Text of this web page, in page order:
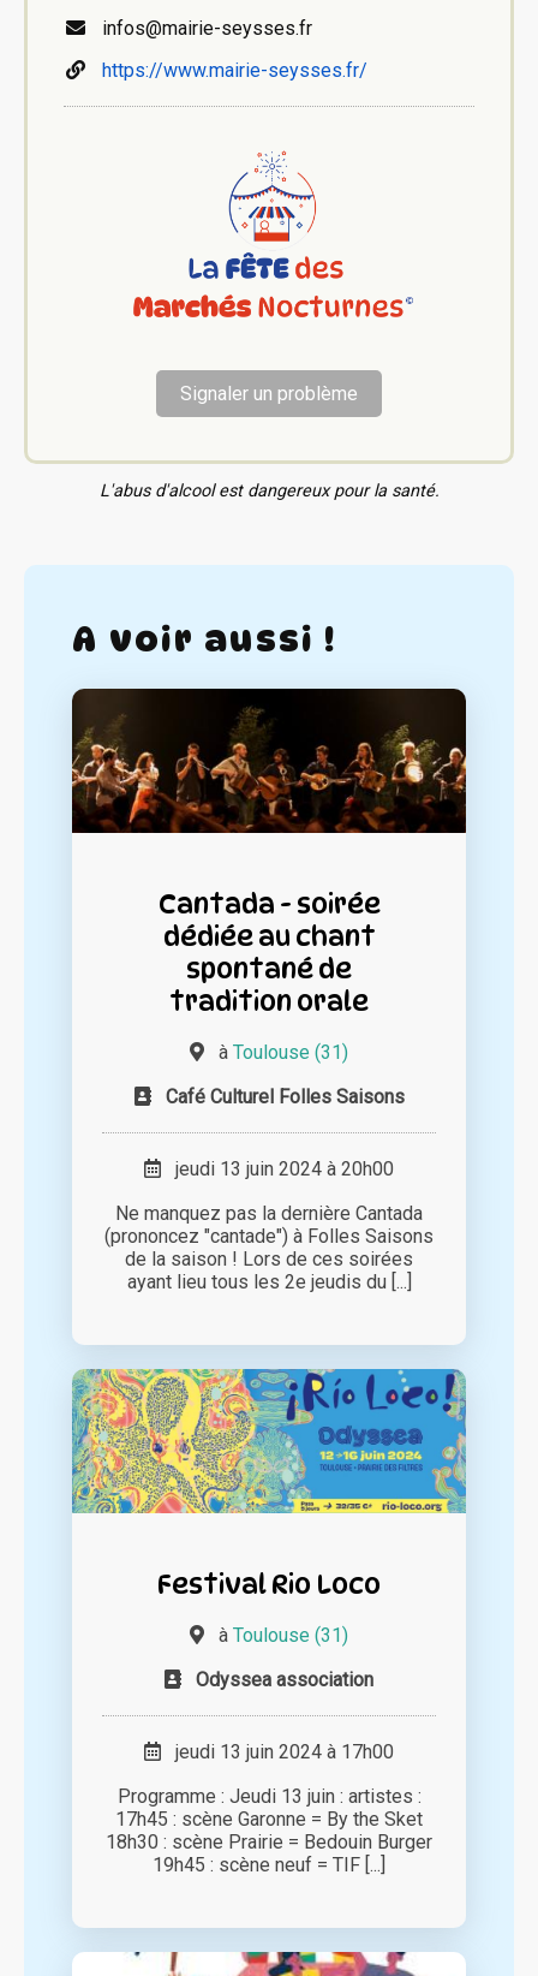
infos@mairie-seysses.fr
https://www.mairie-seysses.fr/
Signaler un problème
L'abus d'alcool est dangereux pour la santé.
A voir aussi !
Cantada - soirée
dédiée au chant
spontané de
tradition orale
à Toulouse (31)
Café Culturel Folles Saisons
jeudi 13 juin 2024 à 20h00
Ne manquez pas la dernière Cantada
(prononcez "cantade") à Folles Saisons
de la saison ! Lors de ces soirées
ayant lieu tous les 2e jeudis du [...]
Festival Rio Loco
à Toulouse (31)
Odyssea association
jeudi 13 juin 2024 à 17h00
Programme : Jeudi 13 juin : artistes :
17h45 : scène Garonne = By the Sket
18h30 : scène Prairie = Bedouin Burger
19h45 : scène neuf = TIF [...]